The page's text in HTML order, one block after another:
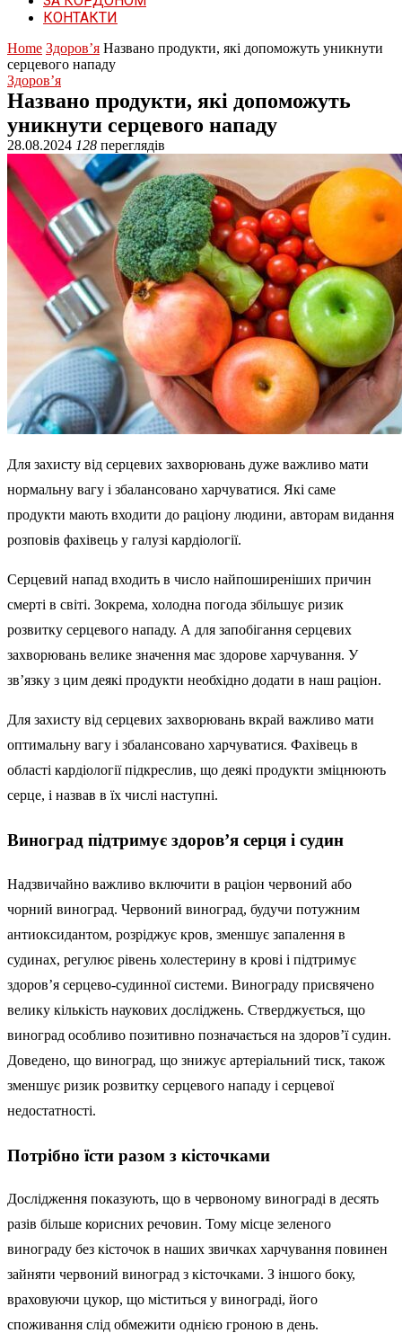
КОНТАКТИ
Home Здоров’я Названо продукти, які допоможуть уникнути
серцевого нападу
Здоров’я
Названо продукти, які допоможуть
уникнути серцевого нападу
28.08.2024 128 переглядів
Для захисту від серцевих захворювань дуже важливо мати
нормальну вагу і збалансовано харчуватися. Які саме
продукти мають входити до раціону людини, авторам видання
розповів фахівець у галузі кардіології.
Серцевий напад входить в число найпоширеніших причин
смерті в світі. Зокрема, холодна погода збільшує ризик
розвитку серцевого нападу. А для запобігання серцевих
захворювань велике значення має здорове харчування. У
зв’язку з цим деякі продукти необхідно додати в наш раціон.
Для захисту від серцевих захворювань вкрай важливо мати
оптимальну вагу і збалансовано харчуватися. Фахівець в
області кардіології підкреслив, що деякі продукти зміцнюють
серце, і назвав в їх числі наступні.
Виноград підтримує здоров’я серця і судин
Надзвичайно важливо включити в раціон червоний або
чорний виноград. Червоний виноград, будучи потужним
антиоксидантом, розріджує кров, зменшує запалення в
судинах, регулює рівень холестерину в крові і підтримує
здоров’я серцево-судинної системи. Винограду присвячено
велику кількість наукових досліджень. Стверджується, що
виноград особливо позитивно позначається на здоров’ї судин.
Доведено, що виноград, що знижує артеріальний тиск, також
зменшує ризик розвитку серцевого нападу і серцевої
недостатності.
Потрібно їсти разом з кісточками
Дослідження показують, що в червоному винограді в десять
разів більше корисних речовин. Тому місце зеленого
винограду без кісточок в наших звичках харчування повинен
зайняти червоний виноград з кісточками. З іншого боку,
враховуючи цукор, що міститься у винограді, його
споживання слід обмежити однією гроною в день.